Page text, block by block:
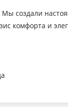
создали
комфорта и